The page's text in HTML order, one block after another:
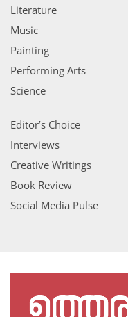
Literature
Music
Painting
Performing Arts
Science
Editor’s Choice
Interviews
Creative Writings
Book Review
Social Media Pulse